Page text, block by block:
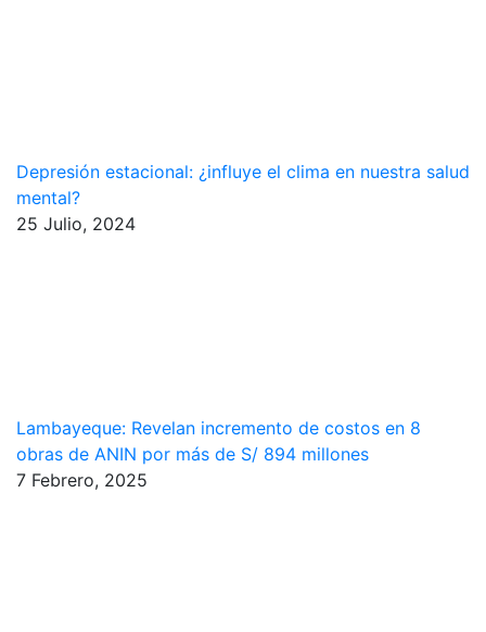
Depresión estacional: ¿influye el clima en nuestra salud
mental?
25 Julio, 2024
Lambayeque: Revelan incremento de costos en 8
obras de ANIN por más de S/ 894 millones
7 Febrero, 2025